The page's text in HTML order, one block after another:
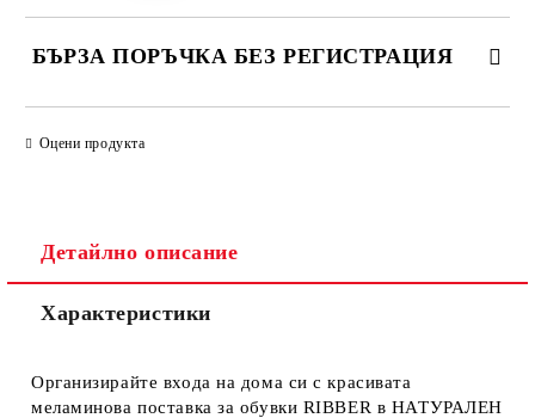
БЪРЗА ПОРЪЧКА БЕЗ РЕГИСТРАЦИЯ
Оцени продукта
Детайлно описание
Характеристики
Организирайте входа на дома си с красивата
меламинова поставка за обувки RIBBER в НАТУРАЛЕН